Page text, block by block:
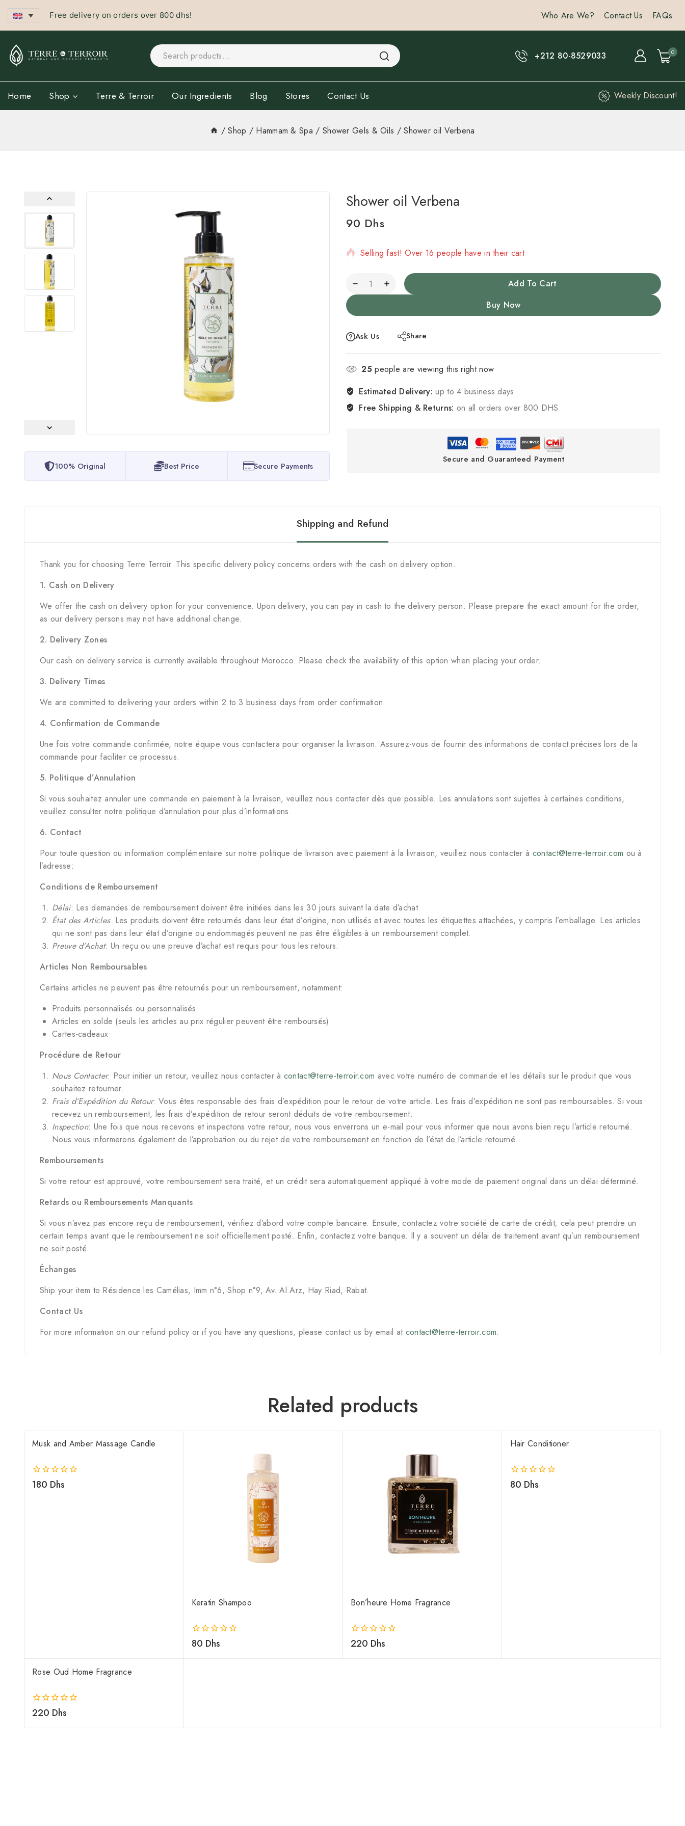
Free delivery on orders over 800 dhs! Who Are We? Contact Us FAQs
+212 80-8529033 0
Home Shop Terre & Terroir Our Ingredients Blog Stores Contact Us Weekly Discount!
/ Shop / Hammam & Spa / Shower Gels & Oils / Shower oil Verbena
100% Original Best Price Secure Payments
Shower oil Verbena
90 Dhs
6 products sold in last 3 hours
Selling fast! Over 16 people have in their cart
Add To Cart
Buy Now
Ask Us Share
25 people are viewing this right now
Estimated Delivery: up to 4 business days
Free Shipping & Returns: on all orders over 800 DHS
Secure and Guaranteed Payment
Shipping and Refund
Thank you for choosing Terre Terroir. This specific delivery policy concerns orders with the cash on delivery option.
1. Cash on Delivery
We offer the cash on delivery option for your convenience. Upon delivery, you can pay in cash to the delivery person. Please prepare the exact amount for the order,
as our delivery persons may not have additional change.
2. Delivery Zones
Our cash on delivery service is currently available throughout Morocco. Please check the availability of this option when placing your order.
3. Delivery Times
We are committed to delivering your orders within 2 to 3 business days from order confirmation.
4. Confirmation de Commande
Une fois votre commande confirmée, notre équipe vous contactera pour organiser la livraison. Assurez-vous de fournir des informations de contact précises lors de la
commande pour faciliter ce processus.
5. Politique d’Annulation
Si vous souhaitez annuler une commande en paiement à la livraison, veuillez nous contacter dès que possible. Les annulations sont sujettes à certaines conditions,
veuillez consulter notre politique d’annulation pour plus d’informations.
6. Contact
Pour toute question ou information complémentaire sur notre politique de livraison avec paiement à la livraison, veuillez nous contacter à contact@terre-terroir.com ou à
l’adresse:
Conditions de Remboursement
Délai: Les demandes de remboursement doivent être initiées dans les 30 jours suivant la date d’achat.
État des Articles: Les produits doivent être retournés dans leur état d’origine, non utilisés et avec toutes les étiquettes attachées, y compris l’emballage. Les articles
qui ne sont pas dans leur état d’origine ou endommagés peuvent ne pas être éligibles à un remboursement complet.
Preuve d’Achat: Un reçu ou une preuve d’achat est requis pour tous les retours.
Articles Non Remboursables
Certains articles ne peuvent pas être retournés pour un remboursement, notamment:
Produits personnalisés ou personnalisés
Articles en solde (seuls les articles au prix régulier peuvent être remboursés)
Cartes-cadeaux
Procédure de Retour
Nous Contacter: Pour initier un retour, veuillez nous contacter à contact@terre-terroir.com avec votre numéro de commande et les détails sur le produit que vous
souhaitez retourner.
Frais d’Expédition du Retour: Vous êtes responsable des frais d’expédition pour le retour de votre article. Les frais d’expédition ne sont pas remboursables. Si vous
recevez un remboursement, les frais d’expédition de retour seront déduits de votre remboursement.
Inspection: Une fois que nous recevons et inspectons votre retour, nous vous enverrons un e-mail pour vous informer que nous avons bien reçu l’article retourné.
Nous vous informerons également de l’approbation ou du rejet de votre remboursement en fonction de l’état de l’article retourné.
Remboursements
Si votre retour est approuvé, votre remboursement sera traité, et un crédit sera automatiquement appliqué à votre mode de paiement original dans un délai déterminé.
Retards ou Remboursements Manquants
Si vous n’avez pas encore reçu de remboursement, vérifiez d’abord votre compte bancaire. Ensuite, contactez votre société de carte de crédit; cela peut prendre un
certain temps avant que le remboursement ne soit officiellement posté. Enfin, contactez votre banque. Il y a souvent un délai de traitement avant qu’un remboursement
ne soit posté.
Échanges
Ship your item to Résidence les Camélias, Imm n°6, Shop n°9, Av. Al Arz, Hay Riad, Rabat.
Contact Us
For more information on our refund policy or if you have any questions, please contact us by email at contact@terre-terroir.com.
Related products
Musk and Amber Massage Candle
0
180 Dhs
Keratin Shampoo
0
of
80 Dhs
Bon’heure Home Fragrance
0
of
220 Dhs
Hair Conditioner
0
80 Dhs
Rose Oud Home Fragrance
0
of
220 Dhs